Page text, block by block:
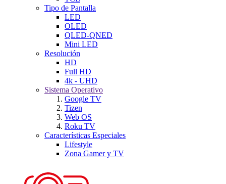
Tipo de Pantalla
LED
OLED
QLED-QNED
Mini LED
Resolución
HD
Full HD
4k - UHD
Sistema Operativo
Google TV
Tizen
Web OS
Roku TV
Características Especiales
Lifestyle
Zona Gamer y TV